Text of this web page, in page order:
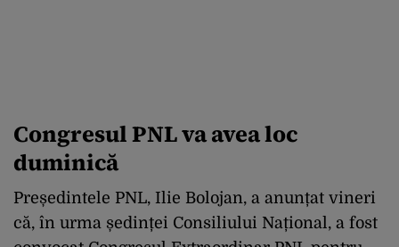
Congresul PNL va avea loc
duminică
Președintele PNL, Ilie Bolojan, a anunțat vineri
că, în urma ședinței Consiliului Național, a fost